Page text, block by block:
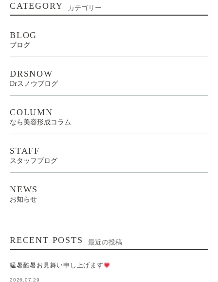
CATEGORY カテゴリー
BLOG
ブログ
DRSNOW
Drスノウブログ
COLUMN
なら美容形成コラム
STAFF
スタッフブログ
NEWS
お知らせ
RECENT POSTS 最近の投稿
猛暑酷暑お見舞い申し上げます
2026.07.29